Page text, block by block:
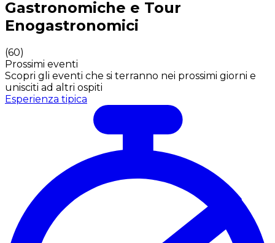
Gastronomiche e Tour
Enogastronomici
(60)
Prossimi eventi
Scopri gli eventi che si terranno nei prossimi giorni e
unisciti ad altri ospiti
Esperienza tipica